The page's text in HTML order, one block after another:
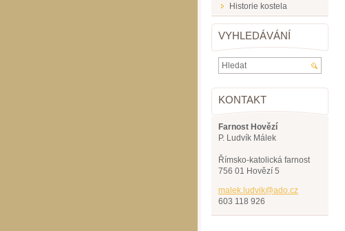
Historie kostela
VYHLEDÁVÁNÍ
KONTAKT
Farnost Hovězí
P. Ludvík Málek
Římsko-katolická farnost
756 01 Hovězí 5
malek.ludvik@ado .cz
603 118 926